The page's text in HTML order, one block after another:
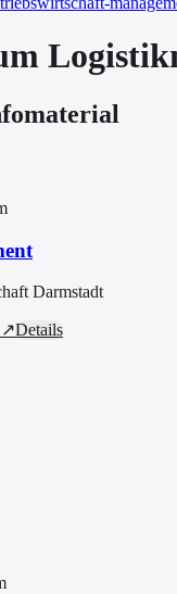
Darmstadt
↗Details